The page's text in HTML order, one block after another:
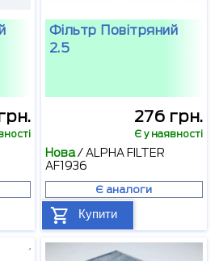
Фільтр Повітряний
2.5
276 грн.
Є у наявності
Нова/ALPHA FILTER
AF1936
Є аналоги
Купити